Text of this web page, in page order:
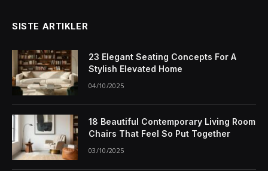
SISTE ARTIKLER
23 Elegant Seating Concepts For A
Stylish Elevated Home
04/10/2025
18 Beautiful Contemporary Living Room
Chairs That Feel So Put Together
03/10/2025